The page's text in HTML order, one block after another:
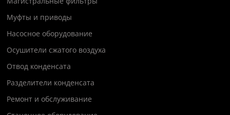
Муфты и приводы
Насосное оборудование
Осушители сжатого воздуха
Отвод конденсата
Разделители конденсата
Ремонт и обслуживание